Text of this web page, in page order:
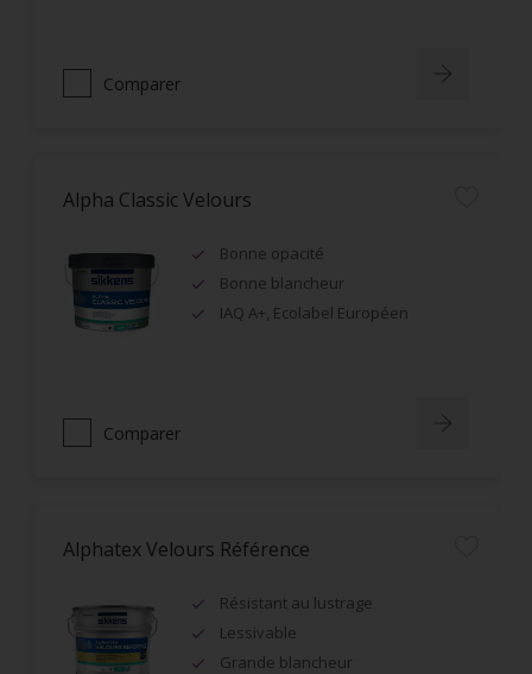
Comparer
Alpha Classic Velours
Bonne opacité
Bonne blancheur
IAQ A+, Ecolabel Européen
Comparer
Alphatex Velours Référence
Résistant au lustrage
Lessivable
Grande blancheur